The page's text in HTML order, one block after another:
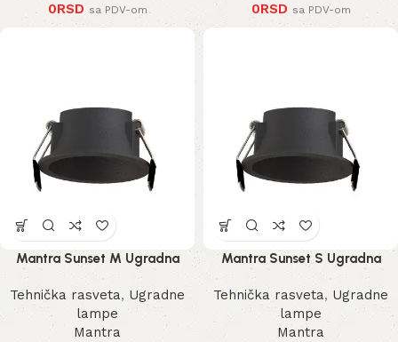
0RSD sa PDV-om
0RSD sa PDV-om
Mantra Sunset M Ugradna
Lampa
Tehnička rasveta, Ugradne
lampe
Mantra
Mantra Sunset S Ugradna
Lampa
Tehnička rasveta, Ugradne
lampe
Mantra